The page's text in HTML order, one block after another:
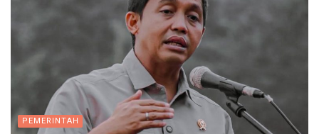
PEMERINTAH